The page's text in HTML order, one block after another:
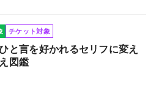
チケット対象
と言を好かれるセリフに変え
図鑑